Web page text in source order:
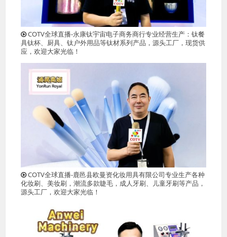
COTV全球直播-永康钛宇宙电子商务商行专业经营生产：钛餐
具钛杯、厨具、钛户外用品等钛材系列产品，源头工厂，现货供
应，欢迎大家光临！
COTV全球直播-鹿邑县欧曼资化妆用具有限公司专业生产各种
化妆刷、美妆刷，潮流多款睫毛，成人牙刷、儿童牙刷等产品，
源头工厂，欢迎大家光临！